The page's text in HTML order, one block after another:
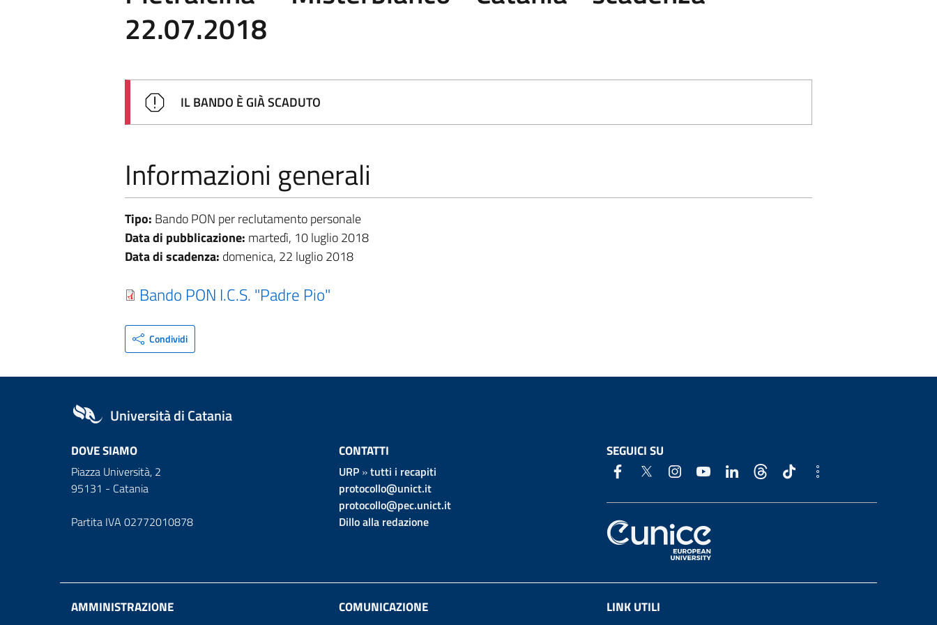
22.07.2018
IL BANDO È GIÀ SCADUTO
Informazioni generali
Tipo: Bando PON per reclutamento personale
Data di pubblicazione: martedì, 10 luglio 2018
Data di scadenza: domenica, 22 luglio 2018
Bando PON I.C.S. "Padre Pio"
Condividi
Università di Catania
DOVE SIAMO
Piazza Università, 2
95131 - Catania
Partita IVA 02772010878
CONTATTI
URP»tutti i recapiti
protocollo@unict.it
protocollo@pec.unict.it
Dillo alla redazione
SEGUICI SU
AMMINISTRAZIONE COMUNICAZIONE LINK UTILI